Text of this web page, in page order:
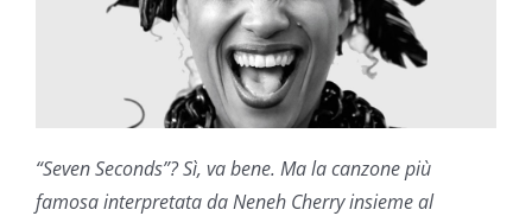
“Seven Seconds”? Sì, va bene. Ma la canzone più
famosa interpretata da Neneh Cherry insieme al